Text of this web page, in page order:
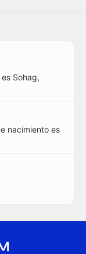
Sohag,
nacimiento es